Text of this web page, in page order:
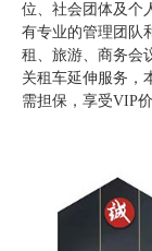
位、社会团体及个
有专业的管理团队
租、旅游、商务会
关租车延伸服务，
需担保，享受VIP价